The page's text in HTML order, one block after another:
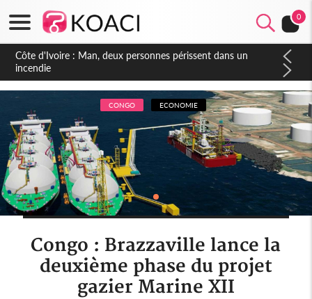
0
Côte d'Ivoire : Séileu, la célébration de la fête nationale
transformée en vaste campagne contre les produits
dépigmentants dangereux
CONGO ECONOMIE
Congo : Brazzaville lance la
deuxième phase du projet
gazier Marine XII